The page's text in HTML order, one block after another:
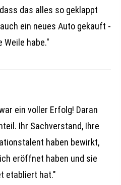
das alles so geklappt
ein neues Auto gekauft -
habe."
ein voller Erfolg! Daran
Ihr Sachverstand, Ihre
haben bewirkt,
eröffnet haben und sie
etabliert hat."